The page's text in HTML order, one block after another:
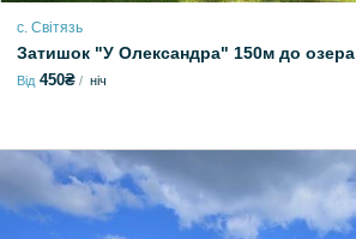
с. Світязь
Затишок "У Олександра" 150м до озера
Від 450₴ ніч